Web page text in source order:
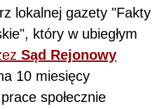
lokalnej gazety "Fakty
który w ubiegłym
Sąd Rejonowy
10 miesięcy
społecznie